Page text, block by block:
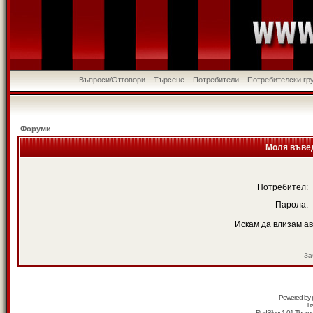
Въпроси/Отговори Търсене Потребители Потребителски
Форуми
Моля
Потребител:
Парола:
Искам да влизам
Powered by